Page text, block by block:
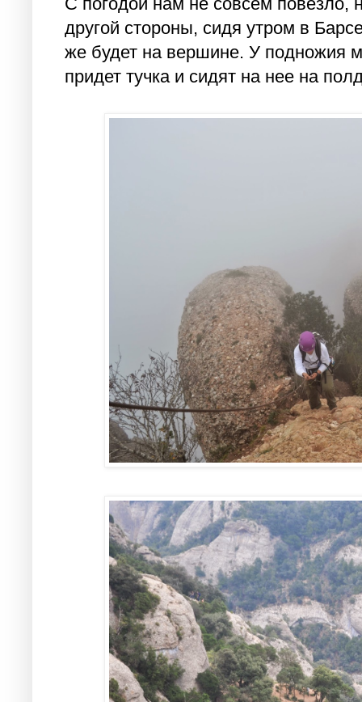
другой стороны, сидя утром в
же будет на вершине. У подножия
придет тучка и сидят на нее на